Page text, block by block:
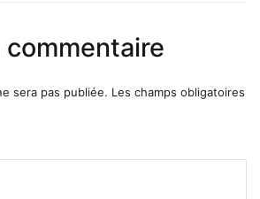
commentaire
sera pas publiée. Les champs obligatoires